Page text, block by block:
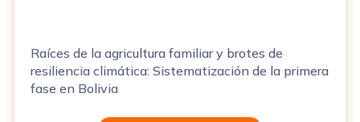
Raíces de la agricultura familiar y brotes de
resiliencia climática: Sistematización de la primera
fase en Bolivia